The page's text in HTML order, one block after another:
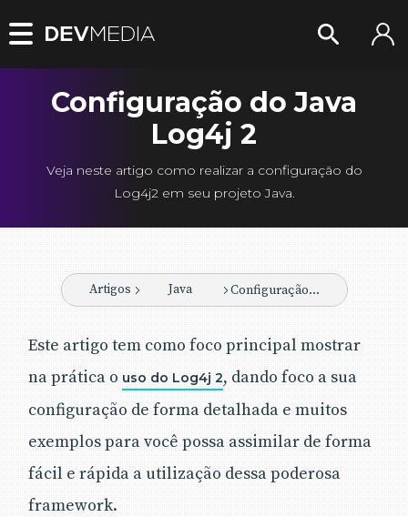
Configuração do Java
Log4j 2
Veja neste artigo como realizar a configuração do
Log4j2 em seu projeto Java.
Artigos Java Configuração do Java Log4j 2
Este artigo tem como foco principal mostrar
na prática o uso do Log4j 2, dando foco a sua
configuração de forma detalhada e muitos
exemplos para você possa assimilar de forma
fácil e rápida a utilização dessa poderosa
framework.